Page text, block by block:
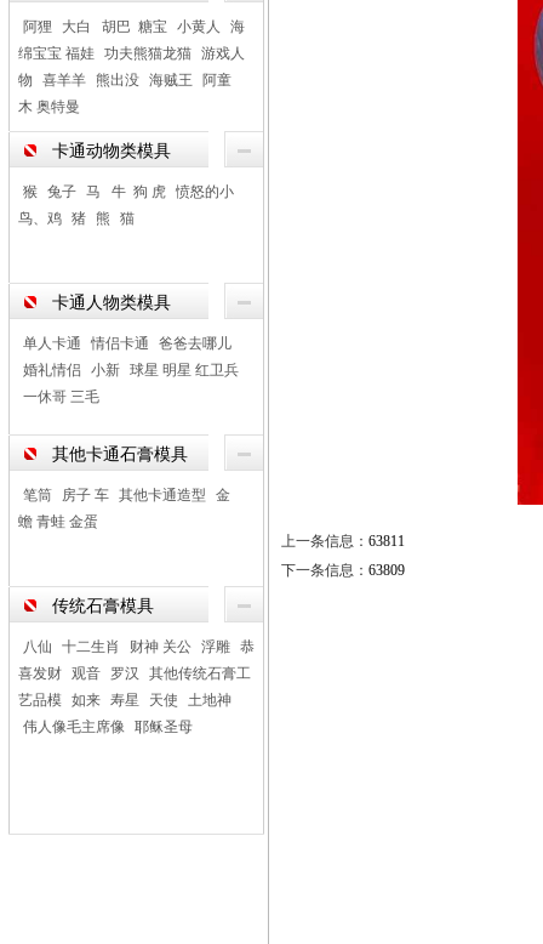
阿狸 大白 胡巴 糖宝 小黄人
海
绵宝宝 福娃 功夫熊猫龙猫 游戏人
物
喜羊羊 熊出没 海贼王
阿童
木 奥特曼
卡通动物类模具
猴 兔子 马 牛 狗 虎 愤怒的小
鸟、鸡 猪 熊 猫
卡通人物类模具
单人卡通 情侣卡通
爸爸去哪儿
婚礼情侣
小新 球星 明星 红卫兵
一休哥 三毛
其他卡通石膏模具
笔筒 房子 车 其他卡通造型
金
蟾 青蛙 金蛋
传统石膏模具
八仙 十二生肖 财神 关公 浮雕 恭
喜发财 观音 罗汉
其他传统石膏工
艺品模 如来 寿星 天使
土地神
伟人像毛主席像 耶稣圣母
上一条信息： 63811
下一条信息： 63809